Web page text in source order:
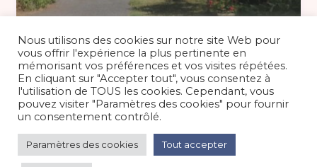
51 €/nuit
Maison 6/7 pers. à la campagne dans
le Cantal, aux portes de
Maison/villa/chalet/gîte/Campagne
Nous utilisons des cookies sur notre site Web pour
vous offrir l'expérience la plus pertinente en
mémorisant vos préférences et vos visites répétées.
En cliquant sur "Accepter tout", vous consentez à
l'utilisation de TOUS les cookies. Cependant, vous
pouvez visiter "Paramètres des cookies" pour fournir
un consentement contrôlé.
Paramètres des cookies Tout accepter